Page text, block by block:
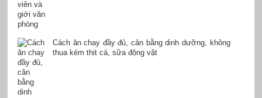
Cách ăn chay đầy đủ, cân bằng dinh dưỡng, không
thua kém thịt cá, sữa động vật